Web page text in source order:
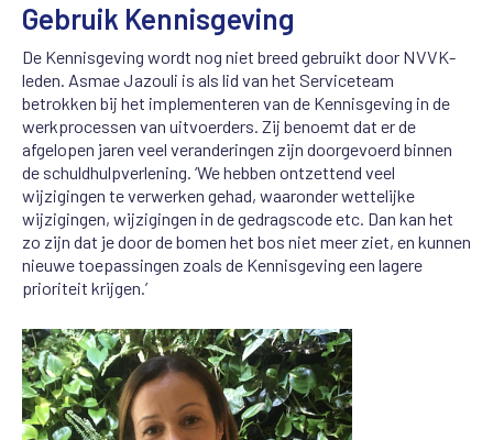
Gebruik Kennisgeving
De Kennisgeving wordt nog niet breed gebruikt door NVVK-
leden. Asmae Jazouli is als lid van het Serviceteam
betrokken bij het implementeren van de Kennisgeving in de
werkprocessen van uitvoerders. Zij benoemt dat er de
afgelopen jaren veel veranderingen zijn doorgevoerd binnen
de schuldhulpverlening. ‘We hebben ontzettend veel
wijzigingen te verwerken gehad, waaronder wettelijke
wijzigingen, wijzigingen in de gedragscode etc. Dan kan het
zo zijn dat je door de bomen het bos niet meer ziet, en kunnen
nieuwe toepassingen zoals de Kennisgeving een lagere
prioriteit krijgen.’